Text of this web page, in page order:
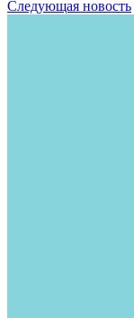
Следующая новость